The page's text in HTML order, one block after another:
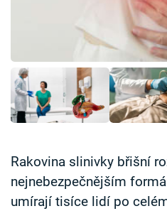
Sledujte prima+
Přihlášení
Sledujte nás
Rakovina slinivky břišní
nejnebezpečnějším
umírají tisíce lidí po